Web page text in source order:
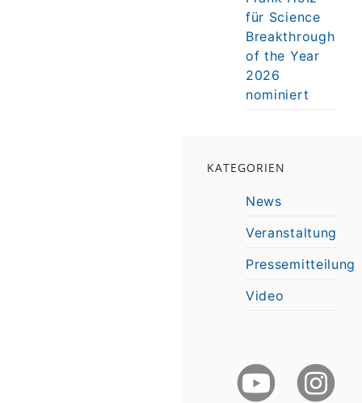
für Science
Breakthrough
of the Year
2026
nominiert
KATEGORIEN
News
Veranstaltung
Pressemitteilung
Video